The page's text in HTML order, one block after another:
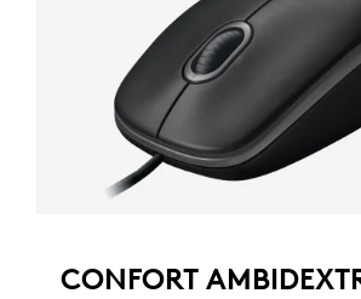
CONFORT